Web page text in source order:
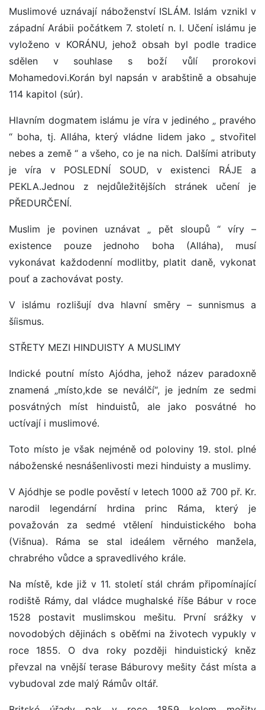
Muslimové uznávají náboženství ISLÁM. Islám vznikl v
západní Arábii počátkem 7. století n. l. Učení islámu je
vyloženo v KORÁNU, jehož obsah byl podle tradice
sdělen v souhlase s boží vůlí prorokovi
Mohamedovi.Korán byl napsán v arabštině a obsahuje
114 kapitol (súr).
Hlavním dogmatem islámu je víra v jediného „ pravého
“ boha, tj. Alláha, který vládne lidem jako „ stvořitel
nebes a země “ a všeho, co je na nich. Dalšími atributy
je víra v POSLEDNÍ SOUD, v existenci RÁJE a
PEKLA.Jednou z nejdůležitějších stránek učení je
PŘEDURČENÍ.
Muslim je povinen uznávat „ pět sloupů “ víry –
existence pouze jednoho boha (Alláha), musí
vykonávat každodenní modlitby, platit daně, vykonat
pouť a zachovávat posty.
V islámu rozlišují dva hlavní směry – sunnismus a
šíismus.
STŘETY MEZI HINDUISTY A MUSLIMY
Indické poutní místo Ajódha, jehož název paradoxně
znamená „místo,kde se neválčí“, je jedním ze sedmi
posvátných míst hinduistů, ale jako posvátné ho
uctívají i muslimové.
Toto místo je však nejméně od poloviny 19. stol. plné
náboženské nesnášenlivosti mezi hinduisty a muslimy.
V Ajódhje se podle pověstí v letech 1000 až 700 př. Kr.
narodil legendární hrdina princ Ráma, který je
považován za sedmé vtělení hinduistického boha
(Višnua). Ráma se stal ideálem věrného manžela,
chrabrého vůdce a spravedlivého krále.
Na místě, kde již v 11. století stál chrám připomínající
rodiště Rámy, dal vládce mughalské říše Bábur v roce
1528 postavit muslimskou mešitu. První srážky v
novodobých dějinách s oběťmi na životech vypukly v
roce 1855. O dva roky později hinduistický kněz
převzal na vnější terase Báburovy mešity část místa a
vybudoval zde malý Rámův oltář.